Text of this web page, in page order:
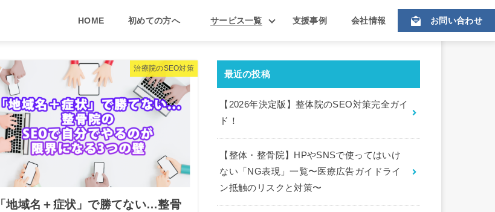
HOME 初めての方へ サービス一覧 支援事例 会社情報 お問い合わせ
治療院のSEO対策
「地域名＋症状」で勝てない…整骨
最近の投稿
【2026年決定版】整体院のSEO対策完全ガイ
ド！
【整体・整骨院】HPやSNSで使ってはいけ
ない「NG表現」一覧〜医療広告ガイドライ
ン抵触のリスクと対策〜